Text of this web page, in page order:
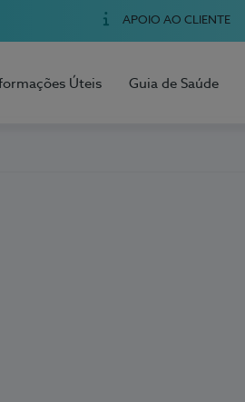
APOIO AO CLIENTE
Úteis Guia de Saúde